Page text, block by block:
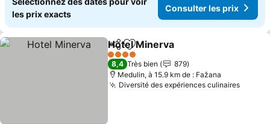
les prix exacts
Consulter les prix
PartagerAjouter à mes favoris
Hotel Minerva
4 Étoiles
8,4 Très bien
879
Medulin, à 15.9 km de : Fažana
Diversité des expériences culinaires